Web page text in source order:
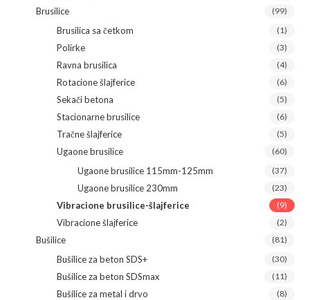
Brusilice (99)
Brusilica sa četkom (1)
Polirke (3)
Ravna brusilica (4)
Rotacione šlajferice (6)
Sekači betona (5)
Stacionarne brusilice (6)
Tračne šlajferice (5)
Ugaone brusilice (60)
Ugaone brusilice 115mm-125mm (37)
Ugaone brusilice 230mm (23)
Vibracione brusilice-šlajferice (9)
Vibracione šlajferice (2)
Bušilice (81)
Bušilice za beton SDS+ (30)
Bušilice za beton SDSmax (11)
Bušilice za metal i drvo (8)